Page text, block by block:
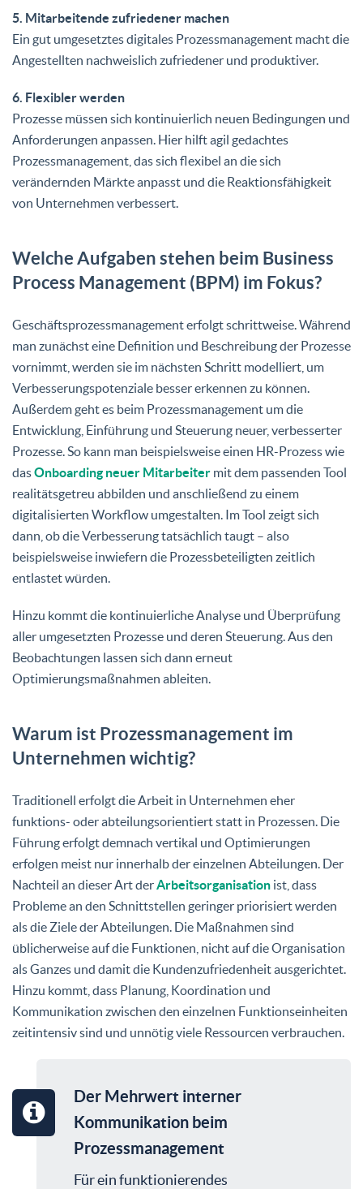
5. Mitarbeitende zufriedener machen
Ein gut umgesetztes digitales Prozessmanagement macht die
Angestellten nachweislich zufriedener und produktiver.
6. Flexibler werden
Prozesse müssen sich kontinuierlich neuen Bedingungen und
Anforderungen anpassen. Hier hilft agil gedachtes
Prozessmanagement, das sich flexibel an die sich
verändernden Märkte anpasst und die Reaktionsfähigkeit
von Unternehmen verbessert.
Welche Aufgaben stehen beim Business
Process Management (BPM) im Fokus?
Geschäftsprozessmanagement erfolgt schrittweise. Während
man zunächst eine Definition und Beschreibung der Prozesse
vornimmt, werden sie im nächsten Schritt modelliert, um
Verbesserungspotenziale besser erkennen zu können.
Außerdem geht es beim Prozessmanagement um die
Entwicklung, Einführung und Steuerung neuer, verbesserter
Prozesse. So kann man beispielsweise einen HR-Prozess wie
dasOnboarding neuer Mitarbeiter mit dem passenden Tool
realitätsgetreu abbilden und anschließend zu einem
digitalisierten Workflow umgestalten. Im Tool zeigt sich
dann, ob die Verbesserung tatsächlich taugt – also
beispielsweise inwiefern die Prozessbeteiligten zeitlich
entlastet würden.
Hinzu kommt die kontinuierliche Analyse und Überprüfung
aller umgesetzten Prozesse und deren Steuerung. Aus den
Beobachtungen lassen sich dann erneut
Optimierungsmaßnahmen ableiten.
Warum ist Prozessmanagement im
Unternehmen wichtig?
Traditionell erfolgt die Arbeit in Unternehmen eher
funktions- oder abteilungsorientiert statt in Prozessen. Die
Führung erfolgt demnach vertikal und Optimierungen
erfolgen meist nur innerhalb der einzelnen Abteilungen. Der
Nachteil an dieser Art derArbeitsorganisation ist, dass
Probleme an den Schnittstellen geringer priorisiert werden
als die Ziele der Abteilungen. Die Maßnahmen sind
üblicherweise auf die Funktionen, nicht auf die Organisation
als Ganzes und damit die Kundenzufriedenheit ausgerichtet.
Hinzu kommt, dass Planung, Koordination und
Kommunikation zwischen den einzelnen Funktionseinheiten
zeitintensiv sind und unnötig viele Ressourcen verbrauchen.
Der Mehrwert interner
Kommunikation beim
Prozessmanagement
Für ein funktionierendes